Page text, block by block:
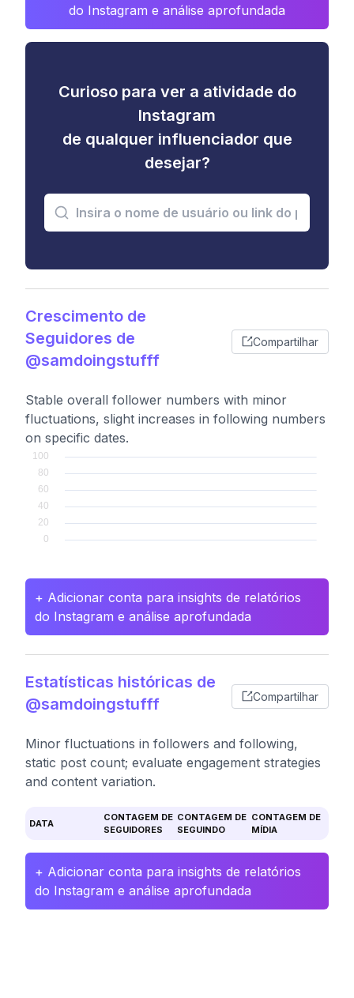
do Instagram e análise aprofundada
Curioso para ver a atividade do
Instagram
de qualquer influenciador que
desejar?
Crescimento de
Seguidores de
@samdoingstufff
Compartilhar
Stable overall follower numbers with minor
fluctuations, slight increases in following numbers
on specific dates.
+ Adicionar conta para insights de relatórios
do Instagram e análise aprofundada
Estatísticas históricas de
@samdoingstufff
Compartilhar
Minor fluctuations in followers and following,
static post count; evaluate engagement strategies
and content variation.
DATA
CONTAGEM DE
SEGUIDORES
CONTAGEM DE
SEGUINDO
CONTAGEM DE
MÍDIA
+ Adicionar conta para insights de relatórios
do Instagram e análise aprofundada